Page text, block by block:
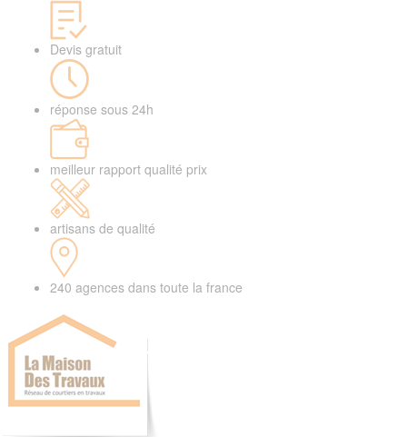
Devis gratuit
réponse sous 24h
meilleur rapport qualité prix
artisans de qualité
240 agences dans toute la france